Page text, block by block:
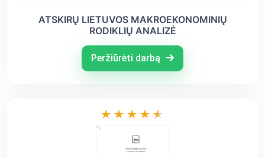
ATSKIRŲ LIETUVOS MAKROEKONOMINIŲ
RODIKLIŲ ANALIZĖ
Peržiūrėti darbą